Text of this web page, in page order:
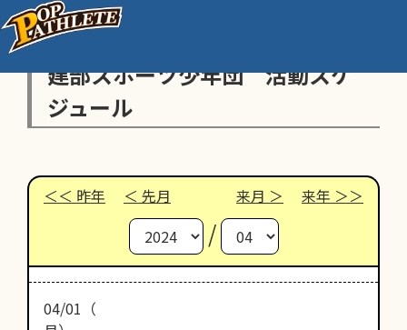
建部スポーツ少年団 活動スケ
ジュール
昨年 先月 来月 来年
/
04/01（